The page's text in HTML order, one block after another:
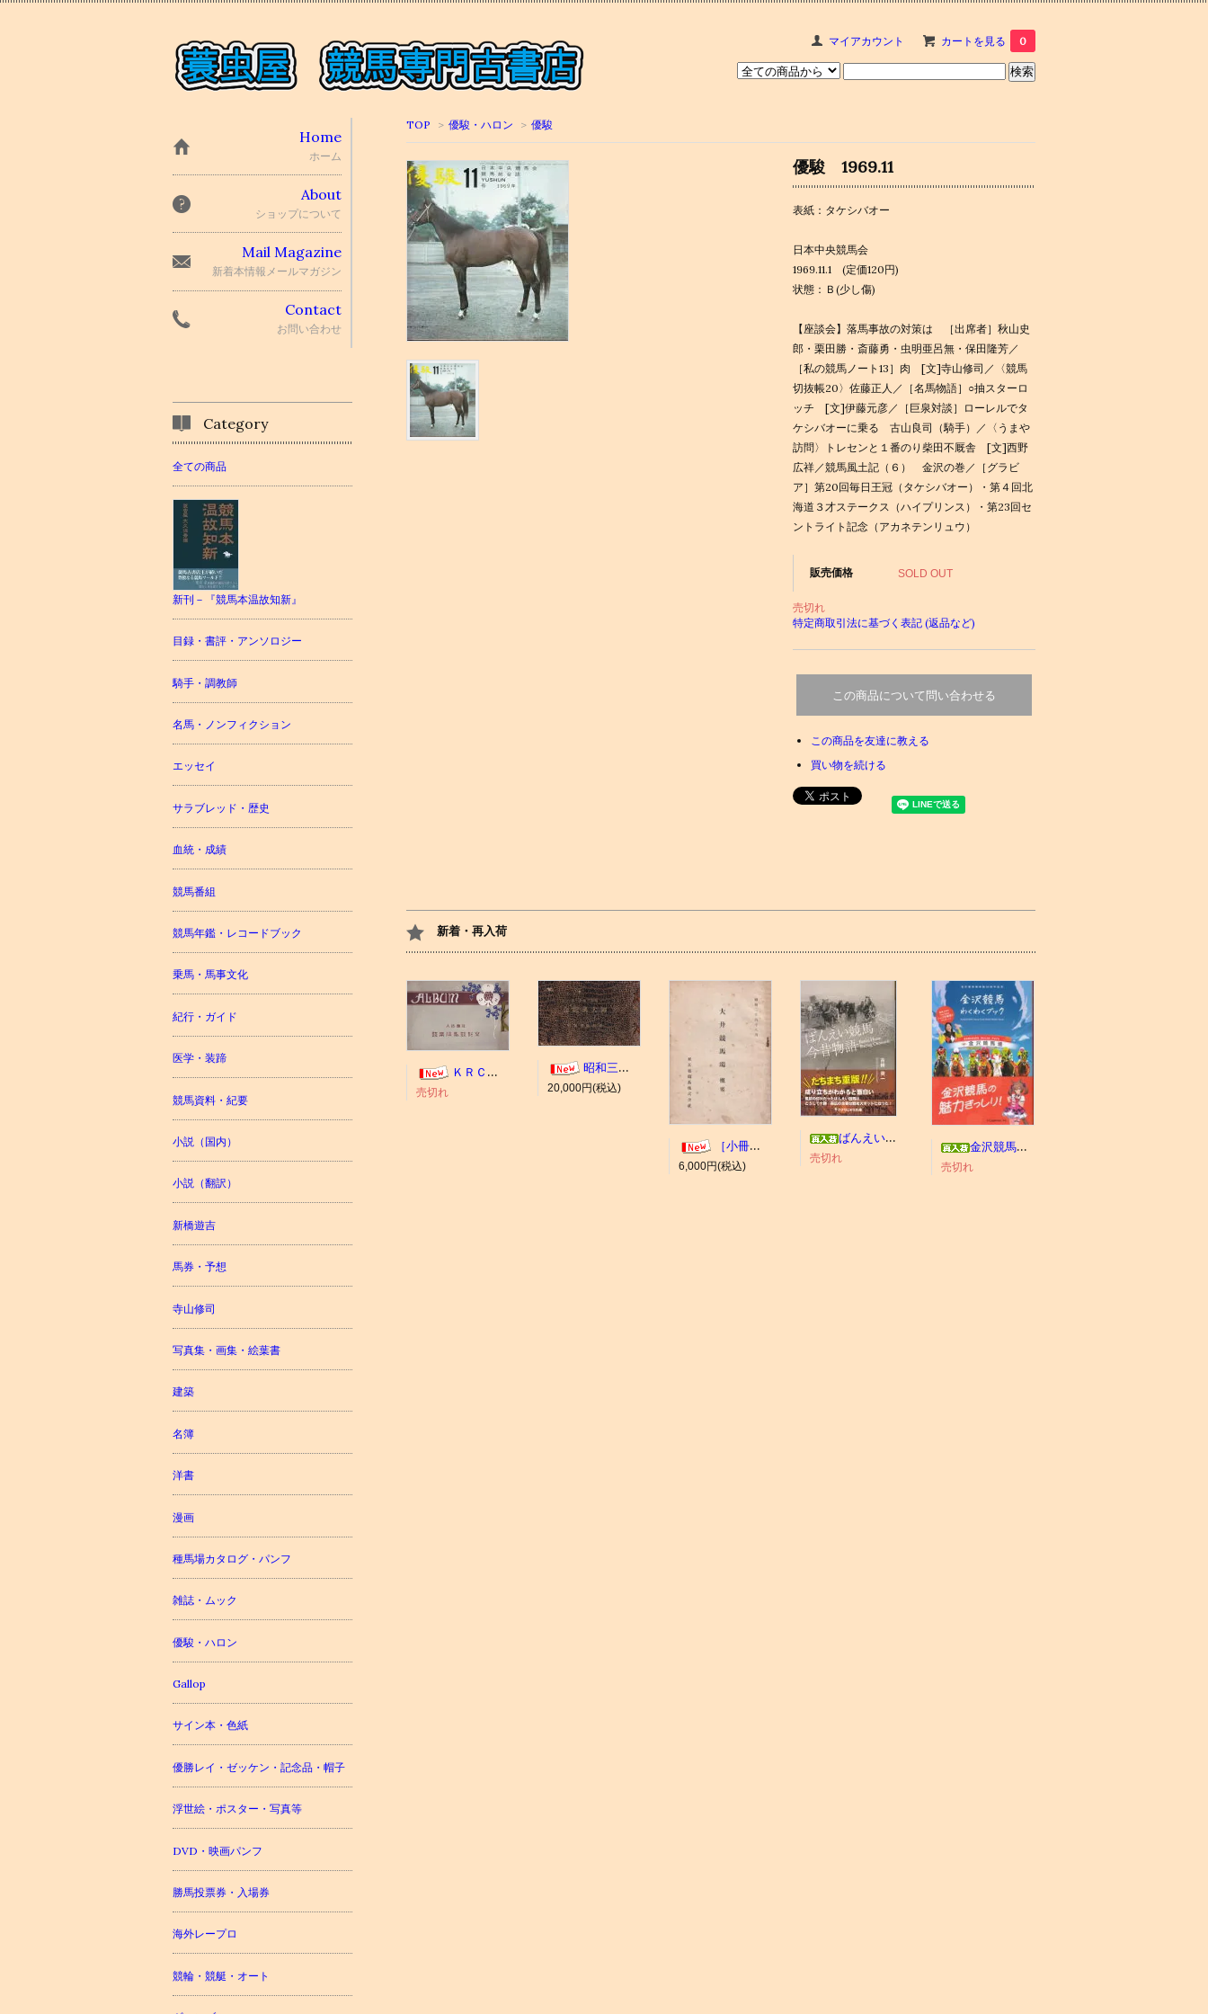
マイアカウント カートを見る 0
TOP > 優駿・ハロン > 優駿
優駿 1969.11
表紙：タケシバオー
日本中央競馬会
1969.11.1 (定価120円)
状態：Ｂ(少し傷)
【座談会】落馬事故の対策は ［出席者］秋山史
郎・栗田勝・斎藤勇・虫明亜呂無・保田隆芳／
［私の競馬ノート13］肉 [文]寺山修司／〈競馬
切抜帳20〉佐藤正人／［名馬物語］○抽スターロ
ッチ [文]伊藤元彦／［巨泉対談］ローレルでタ
ケシバオーに乗る 古山良司（騎手）／〈うまや
訪問〉トレセンと１番のり柴田不厩舎 [文]西野
広祥／競馬風土記（６） 金沢の巻／［グラビ
ア］第20回毎日王冠（タケシバオー）・第４回北
海道３才ステークス（ハイプリンス）・第23回セ
ントライト記念（アカネテンリュウ）
販売価格 SOLD OUT
売切れ
特定商取引法に基づく表記 (返品など)
この商品について問い合わせる
この商品を友達に教える
買い物を続ける
新着・再入荷
ＫＲＣ ＡＬＢＵＭ（京都競馬場写真帖）
売切れ
昭和三年十一月 御大典記念
20,000円(税込)
［小冊子］大井競馬場 概要
6,000円(税込)
ばんえい競馬今昔物語
売切れ
金沢競馬わくわくブック
売切れ
Home
ホーム
About
ショップについて
Mail Magazine
新着本情報メールマガジン
Contact
お問い合わせ
Category
全ての商品
新刊－『競馬本温故知新』
目録・書評・アンソロジー
騎手・調教師
名馬・ノンフィクション
エッセイ
サラブレッド・歴史
血統・成績
競馬番組
競馬年鑑・レコードブック
乗馬・馬事文化
紀行・ガイド
医学・装蹄
競馬資料・紀要
小説（国内）
小説（翻訳）
新橋遊吉
馬券・予想
寺山修司
写真集・画集・絵葉書
建築
名簿
洋書
漫画
種馬場カタログ・パンフ
雑誌・ムック
優駿・ハロン
Gallop
サイン本・色紙
優勝レイ・ゼッケン・記念品・帽子
浮世絵・ポスター・写真等
DVD・映画パンフ
勝馬投票券・入場券
海外レープロ
競輪・競艇・オート